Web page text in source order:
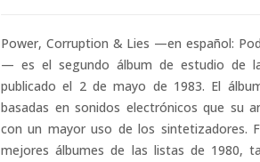
Power, Corruption & Lies —en español:
— es el segundo álbum de estudio de
publicado el 2 de mayo de 1983. El
basadas en sonidos electrónicos que su
con un mayor uso de los sintetizadores.
mejores álbumes de las listas de 1980,